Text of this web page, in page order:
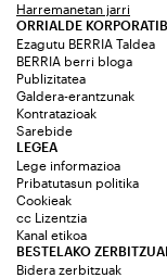
Harremanetan jarri
ORRIALDE
Ezagutu BERRIA Taldea
BERRIA berri bloga
Publizitatea
Galdera-erantzunak
Kontratazioak
Sarebide
LEGEA
Lege informazioa
Pribatutasun politika
Cookieak
cc Lizentzia
Kanal etikoa
BESTELAKO
Bidera zerbitzuak